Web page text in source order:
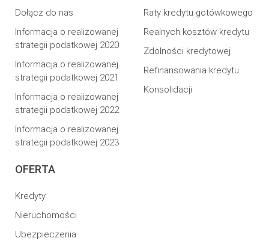
Dołącz do nas
Informacja o realizowanej
strategii podatkowej 2020
Informacja o realizowanej
strategii podatkowej 2021
Informacja o realizowanej
strategii podatkowej 2022
Informacja o realizowanej
strategii podatkowej 2023
OFERTA
Kredyty
Nieruchomości
Ubezpieczenia
Raty kredytu gotówkowego
Realnych kosztów kredytu
Zdolności kredytowej
Refinansowania kredytu
Konsolidacji